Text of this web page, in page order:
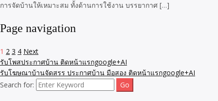
การจัดบ้านให้เหมาะสม ทั้งด้านการใช้งาน บรรยากาศ […]
Page navigation
1 2 3 4 Next
รับโพสประกาศบ้าน ติดหน้าแรกgoogle+AI
รับโฆษณาบ้านจัดสรร ประกาศบ้าน มือสอง ติดหน้าแรกgoogle+AI
Search for: